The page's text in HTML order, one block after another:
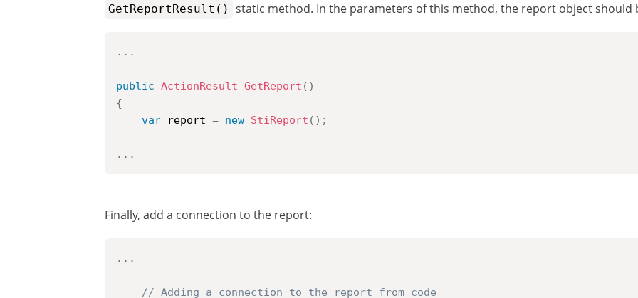
GetReportResult() static method. In the parameters of this method, the report object should
.. .
public ActionResult GetReport ( )
{
var report = new StiReport ( ) ;
.. .
Finally, add a connection to the report:
.. .
// Adding a connection to the report from code